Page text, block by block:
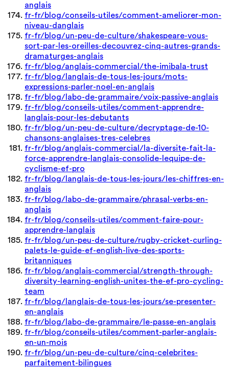
anglais
fr-fr/blog/conseils-utiles/comment-ameliorer-mon-
niveau-danglais
fr-fr/blog/un-peu-de-culture/shakespeare-vous-
sort-par-les-oreilles-decouvrez-cinq-autres-grands-
dramaturges-anglais
fr-fr/blog/anglais-commercial/the-imibala-trust
fr-fr/blog/langlais-de-tous-les-jours/mots-
expressions-parler-noel-en-anglais
fr-fr/blog/labo-de-grammaire/voix-passive-anglais
fr-fr/blog/conseils-utiles/comment-apprendre-
langlais-pour-les-debutants
fr-fr/blog/un-peu-de-culture/decryptage-de-10-
chansons-anglaises-tres-celebres
fr-fr/blog/anglais-commercial/la-diversite-fait-la-
force-apprendre-langlais-consolide-lequipe-de-
cyclisme-ef-pro
fr-fr/blog/langlais-de-tous-les-jours/les-chiffres-en-
anglais
fr-fr/blog/labo-de-grammaire/phrasal-verbs-en-
anglais
fr-fr/blog/conseils-utiles/comment-faire-pour-
apprendre-langlais
fr-fr/blog/un-peu-de-culture/rugby-cricket-curling-
palets-le-guide-ef-english-live-des-sports-
britanniques
fr-fr/blog/anglais-commercial/strength-through-
diversity-learning-english-unites-the-ef-pro-cycling-
team
fr-fr/blog/langlais-de-tous-les-jours/se-presenter-
en-anglais
fr-fr/blog/labo-de-grammaire/le-passe-en-anglais
fr-fr/blog/conseils-utiles/comment-parler-anglais-
en-un-mois
fr-fr/blog/un-peu-de-culture/cinq-celebrites-
parfaitement-bilingues